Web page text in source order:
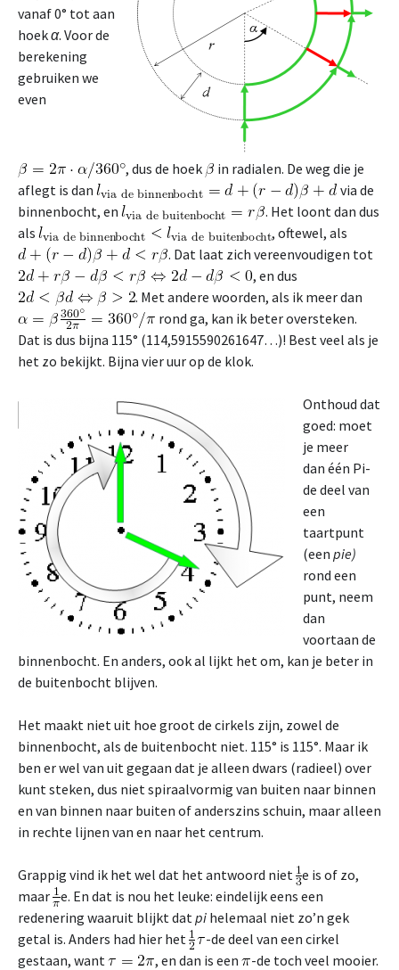
vanaf 0° tot aan
hoekα. Voor de
berekening
gebruiken we
even
, dus de hoek
in radialen. De weg die je
aflegt is dan
via de
binnenbocht, en
. Het loont dan dus
als
, oftewel, als
. Dat laat zich vereenvoudigen tot
, en dus
. Met andere woorden, als ik meer dan
rond ga, kan ik beter oversteken.
Dat is dus bijna 115° (114,5915590261647…)! Best veel als je
het zo bekijkt. Bijna vier uur op de klok.
Onthoud dat
goed: moet
je meer
dan één Pi-
de deel van
een
taartpunt
(een pie)
rond een
punt, neem
dan
voortaan de
binnenbocht. En anders, ook al lijkt het om, kan je beter in
de buitenbocht blijven.
Het maakt niet uit hoe groot de cirkels zijn, zowel de
binnenbocht, als de buitenbocht niet. 115° is 115°. Maar ik
ben er wel van uit gegaan dat je alleen dwars (radieel) over
kunt steken, dus niet spiraalvormig van buiten naar binnen
en van binnen naar buiten of anderszins schuin, maar alleen
in rechte lijnen van en naar het centrum.
Grappig vind ik het wel dat het antwoord niet e is of zo,
maar e. En dat is nou het leuke: eindelijk eens een
redenering waaruit blijkt datpi helemaal niet zo’n gek
getal is. Anders had hier het
-de deel van een cirkel
gestaan, want
, en dan is een -de toch veel mooier.